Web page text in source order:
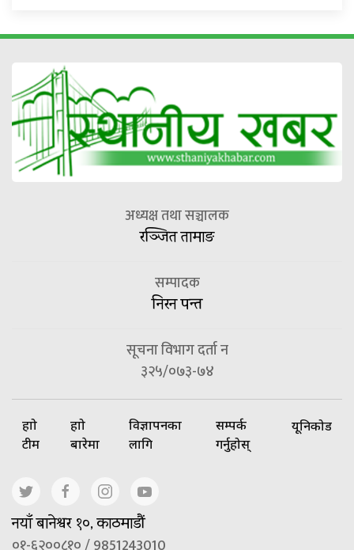
अध्यक्ष तथा सञ्चालक
रञ्जित तामाङ
सम्पादक
निरन पन्त
सूचना विभाग दर्ता न
३२५/०७३-७४
हाम्रो
टीम
हाम्रो
बारेमा
विज्ञापनका
लागि
सम्पर्क
गर्नुहोस्
यूनिकोड
नयाँ बानेश्वर १०, काठमाडौं